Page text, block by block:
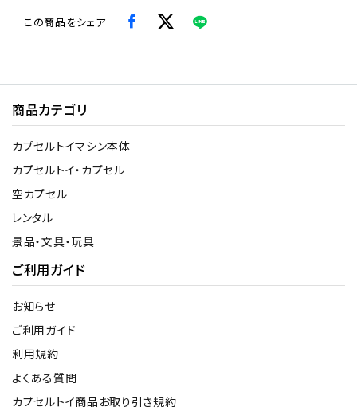
この商品をシェア
商品カテゴリ
カプセルトイマシン本体
カプセルトイ・カプセル
空カプセル
レンタル
景品・文具・玩具
ご利用ガイド
お知らせ
ご利用ガイド
利用規約
よくある質問
カプセルトイ商品お取り引き規約